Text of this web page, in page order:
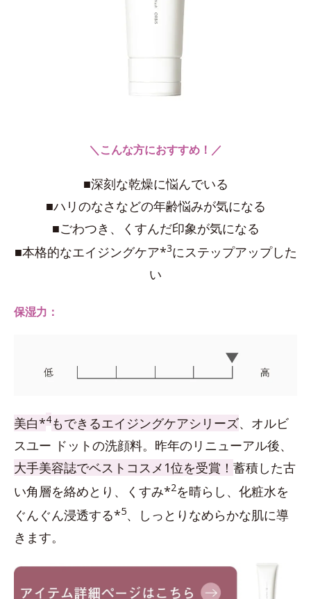
＼こんな方におすすめ！／
■深刻な乾燥に悩んでいる
■ハリのなさなどの年齢悩みが気になる
■ごわつき、くすんだ印象が気になる
■本格的なエイジングケア*3にステップアップした
い
保湿力：
美白*4もできるエイジングケアシリーズ、オルビ
スユー ドットの洗顔料。昨年のリニューアル後、
大手美容誌でベストコスメ1位を受賞！ 蓄積した古
い角層を絡めとり、くすみ*2を晴らし、化粧水を
ぐんぐん浸透する*5、しっとりなめらかな肌に導
きます。